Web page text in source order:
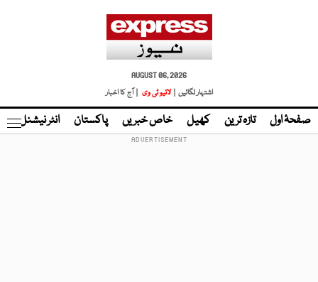
AUGUST 06, 2026
اشتہار لگائیں |
لائیو ٹی وی | آج کا اخبار
صفحۂ اول تازہ ترین کھیل خاص خبریں پاکستان انٹر نیشنل